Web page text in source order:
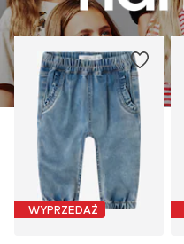
WYPRZEDAŻ